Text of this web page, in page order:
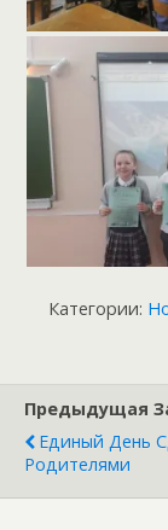
Категории:
Предыдущая
Единый День
Родителями